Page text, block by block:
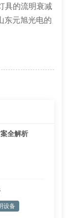
具的流明衰减
东元旭光电的
过分布式光
全解析
设备